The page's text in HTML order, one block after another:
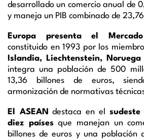
desarrollado un comercio anual de
y maneja un PIB combinado de
Europa presenta el
constituido en 1993 por los
Islandia, Liechtenstein,
integra una población de 500
13,36 billones de euros,
armonización de normativas
El ASEAN destaca en el sudeste
diez países que manejan un
billones de euros y una población